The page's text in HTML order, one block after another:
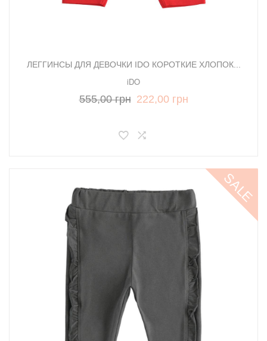
ЛЕГГИНСЫ ДЛЯ ДЕВОЧКИ IDO КОРОТКИЕ ХЛОПОК...
iDO
555,00 грн 222,00 грн
SALE